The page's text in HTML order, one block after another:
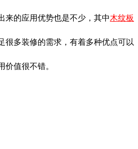
来的应用优势也是不少，其中木纹板
很多装修的需求，有着多种优点可以
价值很不错。